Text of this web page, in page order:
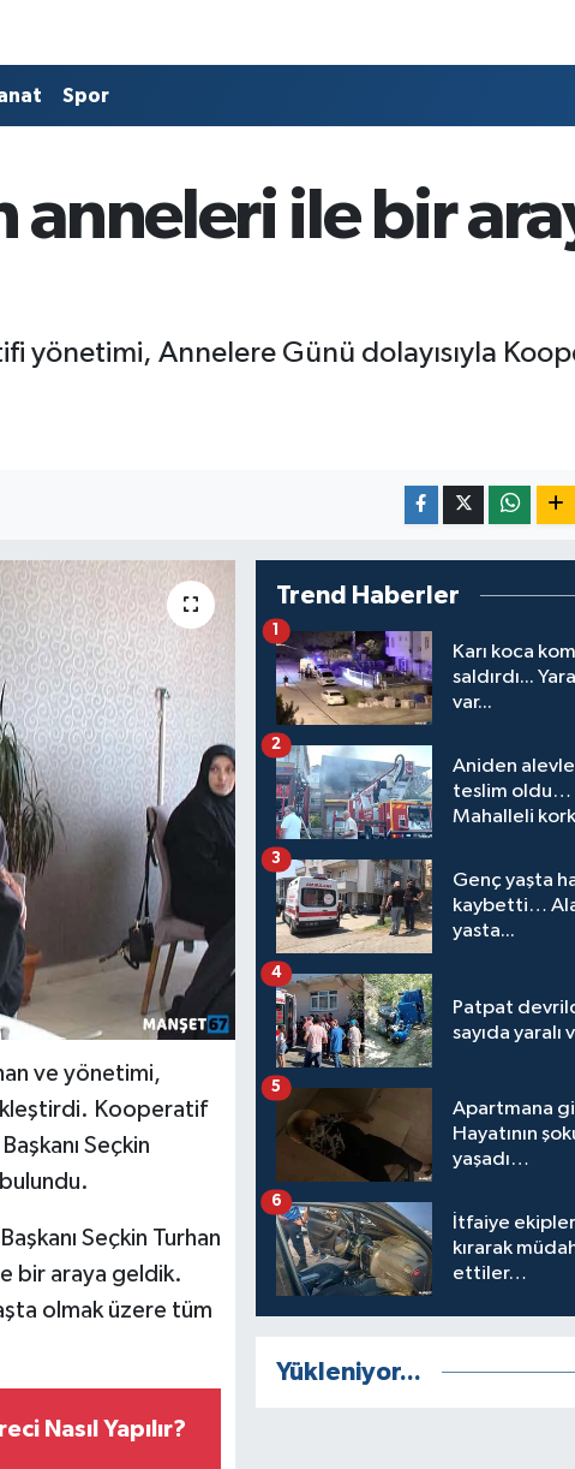
Spor
anneleri ile bir
yönetimi, Annelere Günü dolayısıyla
ve yönetimi,
Kooperatif
Seçkin
Seçkin Turhan
bir araya geldik.
olmak üzere tüm
Nasıl Yapılır?
Trend Haberler
Karı koca
saldırdı...
var...
1
Aniden
teslim oldu…
Mahalleli
2
Genç yaşta
kaybetti…
yasta...
3
Patpat
sayıda yaralı
4
Apartmana
Hayatının
yaşadı…
5
İtfaiye
kırarak
ettiler…
6
Yükleniyor...